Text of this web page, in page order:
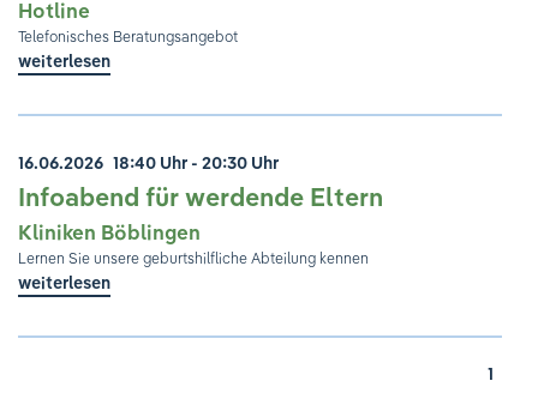
Hotline
Telefonisches Beratungsangebot
weiterlesen
16.06.2026 18:40 Uhr - 20:30 Uhr
Infoabend für werdende Eltern
Kliniken Böblingen
Lernen Sie unsere geburtshilfliche Abteilung kennen
weiterlesen
1